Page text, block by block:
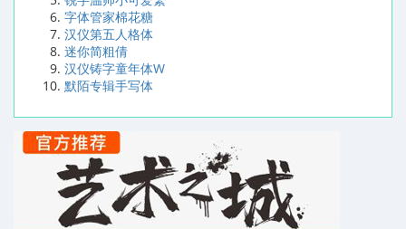
字体管家棉花糖
汉仪第五人格体
迷你简粗倩
汉仪铸字童年体W
默陌专辑手写体